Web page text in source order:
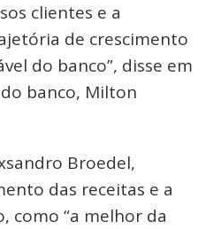
clientes e a
de crescimento
do banco”, disse em
banco, Milton
Broedel,
das receitas e a
como “a melhor da